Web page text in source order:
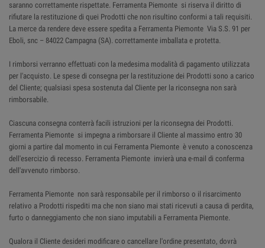
saranno correttamente rispettate. Ferramenta Piemonte si riserva il diritto di
rifiutare la restituzione di quei Prodotti che non risultino conformi a tali requisiti.
La merce da rendere deve essere spedita a Ferramenta Piemonte Via S.S. 91 per
Eboli, snc – 84022 Campagna (SA). correttamente imballata e protetta.
I rimborsi verranno effettuati con la medesima modalità di pagamento utilizzata
per l'acquisto. Le spese di consegna per la restituzione dei Prodotti sono a carico
del Cliente; qualsiasi spesa sostenuta dal Cliente per la riconsegna non sarà
rimborsabile.
Ciascuna consegna conterrà facili istruzioni per la riconsegna dei Prodotti.
Ferramenta Piemonte si impegna a rimborsare il Cliente al massimo entro 30
giorni a partire dal momento in cui Ferramenta Piemonte è venuto a conoscenza
dell'esercizio di recesso. Ferramenta Piemonte invierà una e-mail di conferma
dell'avvenuto rimborso.
Ferramenta Piemonte non sarà responsabile per il rimborso o il risarcimento
relativo a Prodotti rispediti ma che non siano mai stati ricevuti a causa di perdita,
furto o danneggiamento che non siano imputabili a Ferramenta Piemonte.
Qualora il Cliente desideri modificare o cancellare l'ordine presentato, dovrà